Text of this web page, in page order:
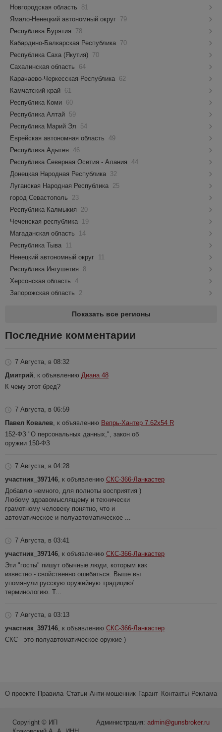
Новгородская область
81
Ямало-Ненецкий автономный округ 79
Республика Бурятия
78
Кабардино-Балкарская Республика 70
Республика Саха (Якутия) 70
Сахалинская область
64
Карачаево-Черкесская Республика 62
Камчатский край 61
Республика Коми 60
Республика Алтай 59
Республика Марий Эл
54
Еврейская автономная область 49
Республика Адыгея 46
Республика Северная Осетия - Алания 44
Донецкая Народная Республика 32
Луганская Народная Республика 25
город Севастополь
23
Республика Калмыкия
20
Чеченская республика 19
Магаданская область
14
Республика Тыва 11
Ненецкий автономный округ 11
Республика Ингушетия
8
Херсонская область 4
Запорожская область
2
Показать все регионы
Последние комментарии
7 Августа, в 08:32
Дмитрий , к объявлению Диана 48
К чему этот бред?
7 Августа, в 06:59
Павел Ковалев , к объявлению Вепрь-Хантер 7.62х54 R
152-ФЗ "О персональных данных,", закон об
оружии 150-ФЗ
7 Августа, в 04:28
участник_397146 , к объявлению СКС-366-Ланкастер
Добавлю немного, для полноты восприятия )
Любому здравомыслящему и технически
грамотному человеку понятно, что и
автоматическое и полуавтоматическое ...
7 Августа, в 03:41
участник_397146 , к объявлению СКС-366-Ланкастер
Эти "госты" пишут обычные люди, которым как
известно - свойственно ошибаться. Выше вы
упомянули русскую оружейную традицию/
терминологию. Т...
7 Августа, в 03:13
участник_397146 , к объявлению СКС-366-Ланкастер
СКС - это полуавтоматическое оружие )
О проекте Правила Статьи Анти-мошенник Гарант Контакты Реклама
Администрация: admin@gunsbroker.ru
Copyright © ИП